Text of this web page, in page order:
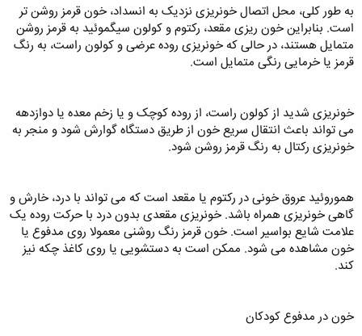
به طور کلی، محل اتصال خونریزی نزدیک به انسداد، خون قرمز روشن تر
است. بنابراین خون ریزی مقعد، رکتوم و کولون سیگموئید به قرمز روشن
متمایل هستند، در حالی که خونریزی روده عرضی و کولون راست، به رنگ
قرمز یا خرمایی رنگی متمایل است.
خونریزی شدید از کولون راست، از روده کوچک و یا زخم معده یا دوازدهه
می‌ تواند باعث انتقال سریع خون از طریق دستگاه گوارش شود و منجر به
خونریزی رکتال به رنگ قرمز روشن شود.
هموروئید عروق خونی در رکتوم یا مقعد است که می‌ تواند با درد، خارش و
گاهی خونریزی همراه باشد. خونریزی مقعدی بدون درد با حرکت روده یک
علامت شایع بواسیر است. خون قرمز رنگ روشنی معمولا روی مدفوع یا
خون مشاهده می شود. ممکن است به دستشویی یا روی کاغذ چکه نیز
کند.
خون در مدفوع کودکان